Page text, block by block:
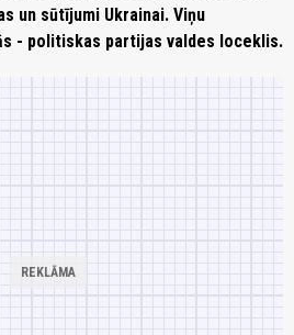
un sūtījumi Ukrainai. Viņu
- politiskas partijas valdes loceklis.